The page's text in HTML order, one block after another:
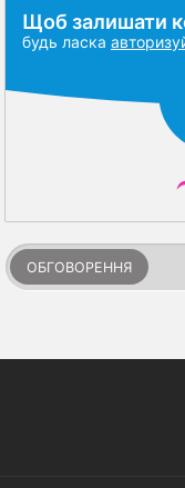
Щоб залишати
будь ласка
ОБГОВОРЕННЯ